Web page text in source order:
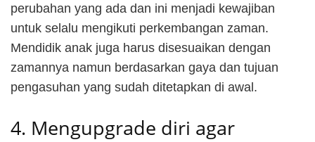
perubahan yang ada dan ini menjadi kewajiban
untuk selalu mengikuti perkembangan zaman.
Mendidik anak juga harus disesuaikan dengan
zamannya namun berdasarkan gaya dan tujuan
pengasuhan yang sudah ditetapkan di awal.
4. Mengupgrade diri agar